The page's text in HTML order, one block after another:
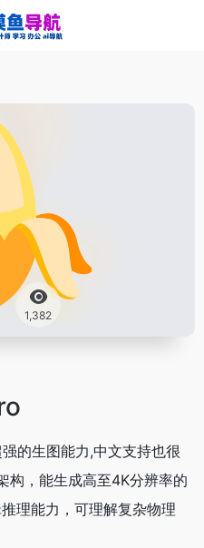
1,382
的生图能力,中文支持也很
，能生成高至4K分辨率的
理能力，可理解复杂物理